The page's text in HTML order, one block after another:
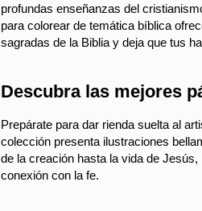
profundas enseñanzas del
para colorear de temática bíblica
sagradas de la Biblia y deja que tus
Descubra las mejores
Prepárate para dar rienda suelta al
colección presenta ilustraciones
de la creación hasta la vida de
conexión con la fe.